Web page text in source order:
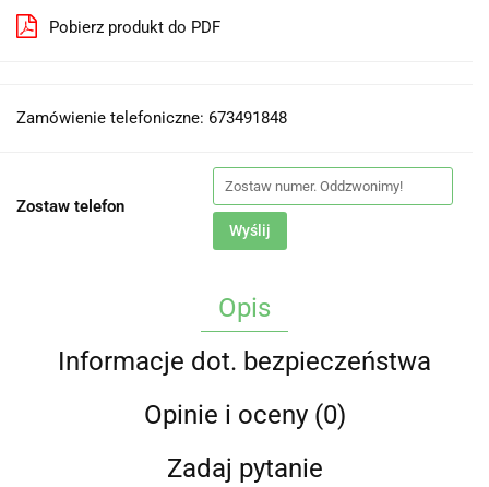
Pobierz produkt do PDF
Zamówienie telefoniczne: 673491848
Zostaw telefon
Wyślij
Opis
Informacje dot. bezpieczeństwa
Opinie i oceny (0)
Zadaj pytanie